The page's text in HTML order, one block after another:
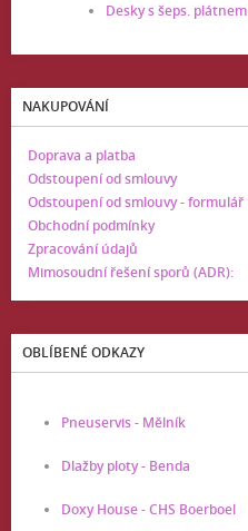
Desky s šeps. plátnem
NAKUPOVÁNÍ
Doprava a platba
Odstoupení od smlouvy
Odstoupení od smlouvy - formulář
Obchodní podmínky
Zpracování údajů
Mimosoudní řešení sporů (ADR):
OBLÍBENÉ ODKAZY
Pneuservis - Mělník
Dlažby ploty - Benda
Doxy House - CHS Boerboel